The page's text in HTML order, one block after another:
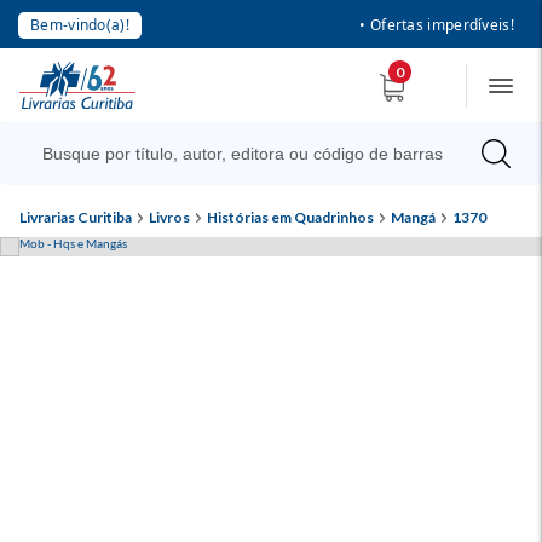
Bem-vindo(a)! • Ofertas imperdíveis!
0
Livrarias Curitiba Livros Histórias em Quadrinhos Mangá 1370